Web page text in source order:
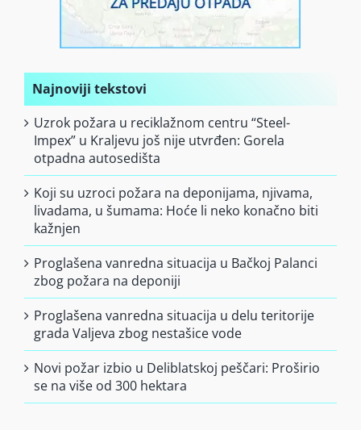
Najnoviji tekstovi
Uzrok požara u reciklažnom centru “Steel-
Impex” u Kraljevu još nije utvrđen: Gorela
otpadna autosedišta
Koji su uzroci požara na deponijama, njivama,
livadama, u šumama: Hoće li neko konačno biti
kažnjen
Proglašena vanredna situacija u Bačkoj Palanci
zbog požara na deponiji
Proglašena vanredna situacija u delu teritorije
grada Valjeva zbog nestašice vode
Novi požar izbio u Deliblatskoj peščari: Proširio
se na više od 300 hektara